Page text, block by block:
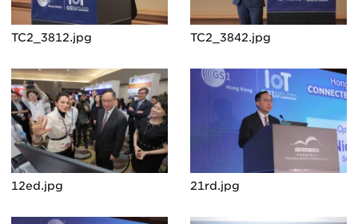
TC2_3812.jpg TC2_3842.jpg
12ed.jpg 21rd.jpg